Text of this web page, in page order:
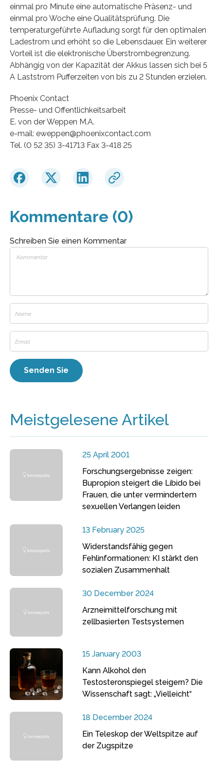
einmal pro Minute eine automatische Präsenz- und
einmal pro Woche eine Qualitätsprüfung. Die
temperaturgeführte Aufladung sorgt für den optimalen
Ladestrom und erhöht so die Lebensdauer. Ein weiterer
Vorteil ist die elektronische Überstrombegrenzung.
Abhängig von der Kapazität der Akkus lassen sich bei 5
A Laststrom Pufferzeiten von bis zu 2 Stunden erzielen.
Phoenix Contact
Presse- und Offentlichkeitsarbeit
E. von der Weppen M.A.
e-mail: eweppen@phoenixcontact.com
Tel. (0 52 35) 3-41713 Fax 3-418 25
Kommentare (0)
Schreiben Sie einen Kommentar
Meistgelesene Artikel
25 April 2001
Forschungsergebnisse zeigen:
Bupropion steigert die Libido bei
Frauen, die unter vermindertem
sexuellen Verlangen leiden
13 February 2025
Widerstandsfähig gegen
Fehlinformationen: KI stärkt den
sozialen Zusammenhalt
30 December 2024
Arzneimittelforschung mit
zellbasierten Testsystemen
15 January 2003
Kann Alkohol den
Testosteronspiegel steigern? Die
Wissenschaft sagt: „Vielleicht“
18 December 2024
Ein Teleskop der Weltspitze auf
der Zugspitze